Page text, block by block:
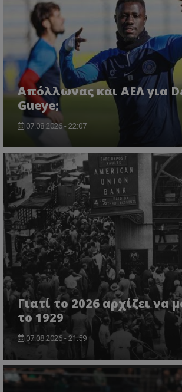
Απόλλωνας και ΑΕΛ για
Gueye;
07.08.2026 - 22:07
Γιατί το 2026 αρχίζει να
το 1929
07.08.2026 - 21:59